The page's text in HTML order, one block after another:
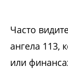
Часто
ангела 113,
или